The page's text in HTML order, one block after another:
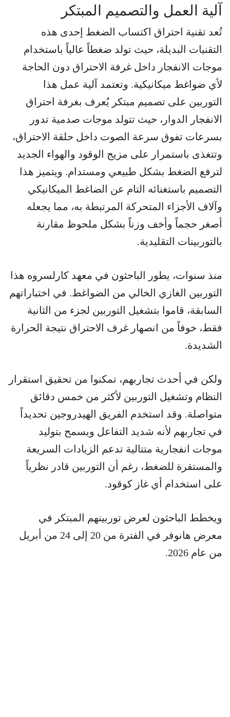
آلية العمل والتصميم المبتكر
تُعد تقنية احتراق اكتساب الضغط إحدى هذه
التقنيات البديلة، حيث تولد ضغطاً عالياً باستخدام
موجات الانفجار داخل غرفة الاحتراق دون الحاجة
لأي ضواغط ميكانيكية. وتعتمد آلية عمل هذا
التوربين على تصميم مبتكر يُعرف بغرفة احتراق
الانفجار الدوار، حيث تتولد موجات صدمية تدور
بسرعات تفوق سرعة الصوت داخل حلقة الاحتراق،
وتتغذى باستمرار على مزيج الوقود والهواء الجديد
لترفع الضغط بشكل طبيعي ومستدام. ويتميز هذا
التصميم باستغنائه التام عن الضاغط الميكانيكي
وآلاف الأجزاء المتحركة المرتبطة به، مما يجعله
أصغر حجماً وأخف وزناً بشكل ملحوظ مقارنة
بالتوربينات التقليدية.
منذ سنوات، يطور الباحثون في معهد كارلسروه هذا
التوربين الغازي الخالي من الضواغط. في اختباراتهم
السابقة، قاموا بتشغيل التوربين لجزء من الثانية
فقط، خوفاً من انصهار غرف الاحتراق نتيجة الحرارة
الشديدة.
ولكن في أحدث تجاربهم، تمكنوا من تحقيق استقرار
النظام وتشغيل التوربين لأكثر من خمس دقائق
متواصلة. وقد استخدم الفريق الهيدروجين تحديداً
في تجاربهم لأنه شديد التفاعل ويسمح بتوليد
موجات انفجارية متتالية تدعم الزيادات السريعة
والمستقرة للضغط، رغم أن التوربين قادر نظرياً
على استخدام أي غاز كوقود.
ويخطط الباحثون لعرض توربينهم المبتكر في
معرض هانوفر في الفترة من 20 إلى 24 من أبريل
من عام 2026.